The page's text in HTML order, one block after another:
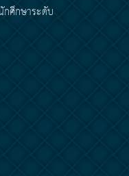
ศึกษาระดับ